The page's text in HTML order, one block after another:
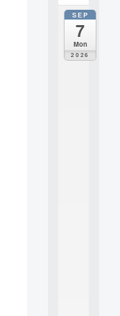
SEP
7
Mon
2026